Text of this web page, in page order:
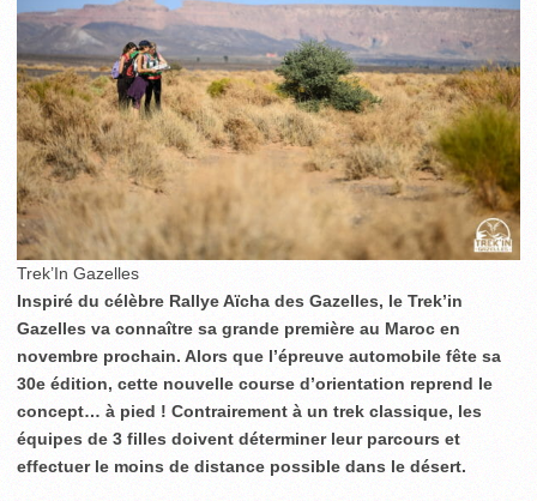
Trek’In Gazelles
Inspiré du célèbre Rallye Aïcha des Gazelles, le Trek’in
Gazelles va connaître sa grande première au Maroc en
novembre prochain. Alors que l’épreuve automobile fête sa
30e édition, cette nouvelle course d’orientation reprend le
concept… à pied ! Contrairement à un trek classique, les
équipes de 3 filles doivent déterminer leur parcours et
effectuer le moins de distance possible dans le désert.